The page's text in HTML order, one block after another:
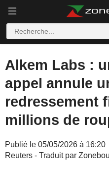
Alkem Labs :
appel annule
redressement
millions de
Publié le 05/05/2026 à 16:20
Reuters - Traduit par